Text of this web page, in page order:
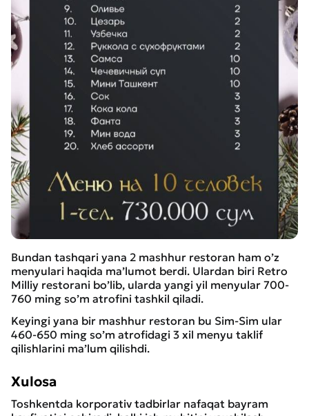
Bundan tashqari yana 2 mashhur restoran ham o’z
menyulari haqida ma’lumot berdi. Ulardan biri Retro
Milliy restorani bo’lib, ularda yangi yil menyular 700-
760 ming so’m atrofini tashkil qiladi.
Keyingi yana bir mashhur restoran bu Sim-Sim ular
460-650 ming so’m atrofidagi 3 xil menyu taklif
qilishlarini ma’lum qilishdi.
Xulosa
Toshkentda korporativ tadbirlar nafaqat bayram